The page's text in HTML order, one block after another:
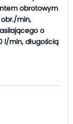
obrotowym
obr./min,
o
l/min, długością